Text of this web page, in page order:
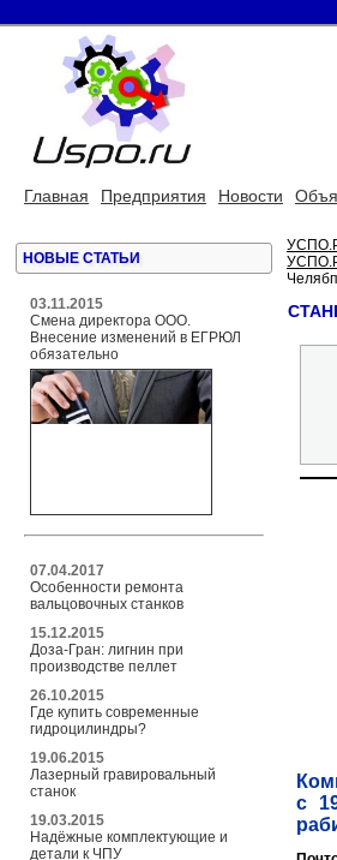
Главная Предприятия Новости
НОВЫЕ СТАТЬИ
03.11.2015
Смена директора ООО.
Внесение изменений в ЕГРЮЛ
обязательно
07.04.2017
Особенности ремонта
вальцовочных станков
15.12.2015
Доза-Гран: лигнин при
производстве пеллет
26.10.2015
Где купить современные
гидроцилиндры?
19.06.2015
Лазерный гравировальный
станок
19.03.2015
Надёжные комплектующие и
детали к ЧПУ
с